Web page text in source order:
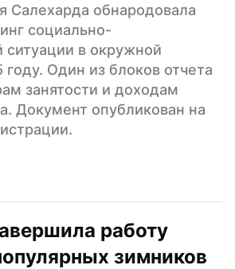
Салехарда обнародовала
социально-
ситуации в окружной
году. Один из блоков отчета
занятости и доходам
Документ опубликован на
работу
зимников